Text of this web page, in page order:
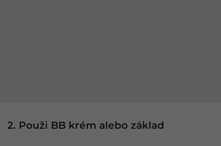
2. Použi BB krém alebo základ